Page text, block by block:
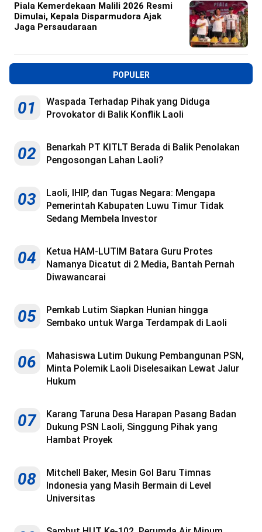
Piala Kemerdekaan Malili 2026 Resmi
Dimulai, Kepala Disparmudora Ajak
Jaga Persaudaraan
POPULER
01
Waspada Terhadap Pihak yang Diduga
Provokator di Balik Konflik Laoli
02
Benarkah PT KITLT Berada di Balik Penolakan
Pengosongan Lahan Laoli?
03
Laoli, IHIP, dan Tugas Negara: Mengapa
Pemerintah Kabupaten Luwu Timur Tidak
Sedang Membela Investor
04
Ketua HAM-LUTIM Batara Guru Protes
Namanya Dicatut di 2 Media, Bantah Pernah
Diwawancarai
05
Pemkab Lutim Siapkan Hunian hingga
Sembako untuk Warga Terdampak di Laoli
06
Mahasiswa Lutim Dukung Pembangunan PSN,
Minta Polemik Laoli Diselesaikan Lewat Jalur
Hukum
07
Karang Taruna Desa Harapan Pasang Badan
Dukung PSN Laoli, Singgung Pihak yang
Hambat Proyek
08
Mitchell Baker, Mesin Gol Baru Timnas
Indonesia yang Masih Bermain di Level
Universitas